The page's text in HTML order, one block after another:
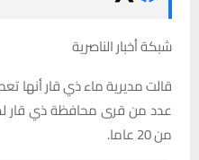
شبكة أخبار الناصرية
قالت مديرية ماء ذي قار أنها
عدد من قرى محافظة ذي قار لم
من 20 عاما.